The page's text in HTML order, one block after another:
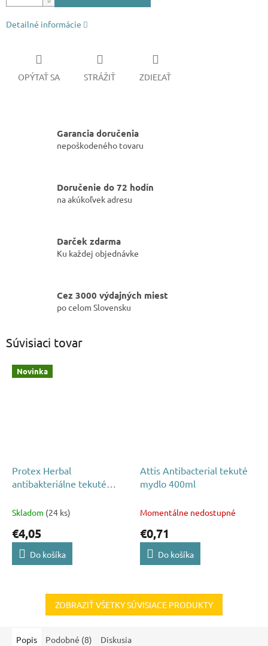
Detailné informácie
OPÝTAŤ SA STRÁŽIŤ ZDIEĽAŤ
Garancia doručenia
nepoškodeného tovaru
Doručenie do 72 hodín
na akúkoľvek adresu
Darček zdarma
Ku každej objednávke
Cez 3000 výdajných miest
po celom Slovensku
Súvisiaci tovar
Novinka
Protex Herbal
antibakteriálne tekuté
Skladom (24 ks)
€4,05
Do košíka
Attis Antibacterial tekuté
mydlo 400ml
Momentálne nedostupné
€0,71
Do košíka
ZOBRAZIŤ VŠETKY SÚVISIACE PRODUKTY
Popis Podobné (8) Diskusia